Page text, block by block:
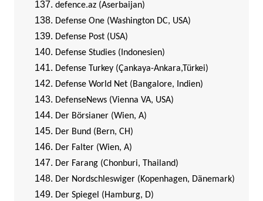
defence.az (Aserbaijan)
Defense One (Washington DC, USA)
Defense Post (USA)
Defense Studies (Indonesien)
Defense Turkey (Çankaya-Ankara,Türkei)
Defense World Net (Bangalore, Indien)
DefenseNews (Vienna VA, USA)
Der Börsianer (Wien, A)
Der Bund (Bern, CH)
Der Falter (Wien, A)
Der Farang (Chonburi, Thailand)
Der Nordschleswiger (Kopenhagen, Dänemark)
Der Spiegel (Hamburg, D)